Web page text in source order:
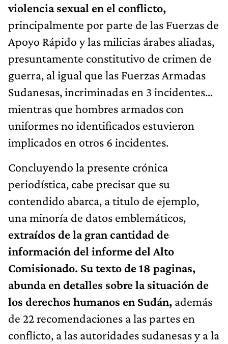
violencia sexual en el conflicto,
principalmente por parte de las Fuerzas de
Apoyo Rápido y las milicias árabes aliadas,
presuntamente constitutivo de crimen de
guerra, al igual que las Fuerzas Armadas
Sudanesas, incriminadas en 3 incidentes…
mientras que hombres armados con
uniformes no identificados estuvieron
implicados en otros 6 incidentes.
Concluyendo la presente crónica
periodística, cabe precisar que su
contendido abarca, a titulo de ejemplo,
una minoría de datos emblemáticos,
extraídos de la gran cantidad de
información del informe del Alto
Comisionado. Su texto de 18 paginas,
abunda en detalles sobre la situación de
los derechos humanos en Sudán, además
de 22 recomendaciones a las partes en
conflicto, a las autoridades sudanesas y a la